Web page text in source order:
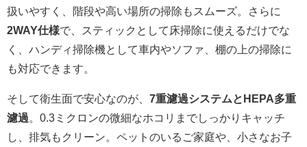
扱いやすく、階段や高い場所の掃除もスムーズ。さらに
2WAY仕様で、スティックとして床掃除に使えるだけでな
く、ハンディ掃除機として車内やソファ、棚の上の掃除に
も対応できます。
そして衛生面で安心なのが、 7重濾過システムとHEPA多重
濾過。0.3ミクロンの微細なホコリまでしっかりキャッチ
し、排気もクリーン。ペットのいるご家庭や、小さなお子